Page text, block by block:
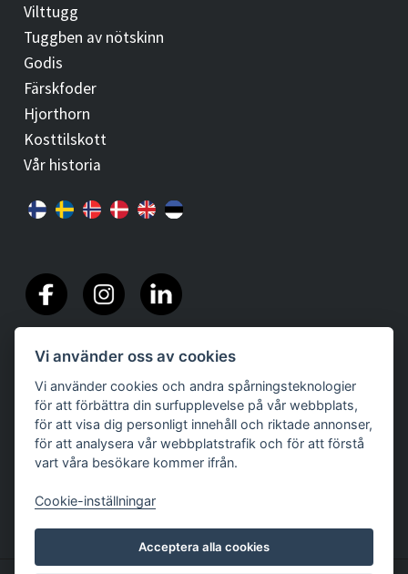
Vilttugg
Tuggben av nötskinn
Godis
Färskfoder
Hjorthorn
Kosttilskott
Vår historia
Vi använder oss av cookies
Vi använder cookies och andra spårningsteknologier
för att förbättra din surfupplevelse på vår webbplats,
för att visa dig personligt innehåll och riktade annonser,
för att analysera vår webbplatstrafik och för att förstå
vart våra besökare kommer ifrån.
Cookie-inställningar
Acceptera alla cookies